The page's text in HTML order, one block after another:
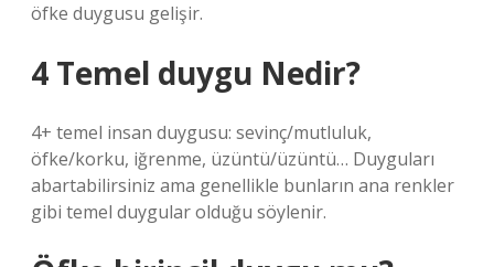
öfke duygusu gelişir.
4 Temel duygu Nedir?
4+ temel insan duygusu: sevinç/mutluluk,
öfke/korku, iğrenme, üzüntü/üzüntü… Duyguları
abartabilirsiniz ama genellikle bunların ana renkler
gibi temel duygular olduğu söylenir.